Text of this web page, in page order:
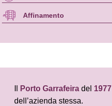
Affinamento
Porto Garrafeira del 1977
dell’azienda stessa.